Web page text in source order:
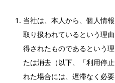
当社は、本人から、個人情
取り扱われているという理
得されたものであるという
たは消去（以下、「利用停
れた場合には、遅滞なく必要